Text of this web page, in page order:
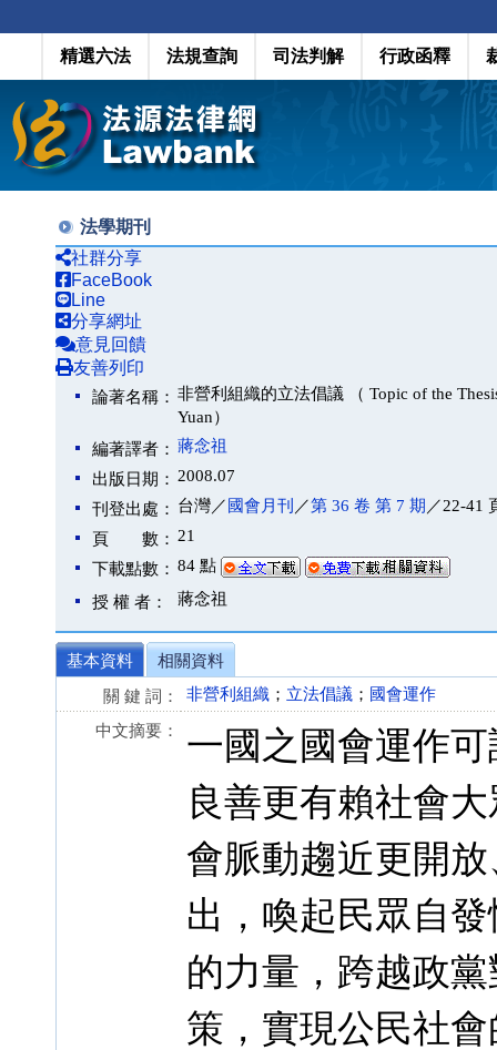
精選六法 法規查詢 司法判解 行政函釋
法學期刊
社群分享
FaceBook
Line
分享網址
意見回饋
友善列印
論著名稱： 非營利組織的立法倡議 （ Topic of the
Yuan）
編著譯者： 蔣念祖
出版日期： 2008.07
刊登出處： 台灣／ 國會月刊 ／第 36 卷 第 7 期 ／22-41
頁 數： 21
下載點數： 84 點
授 權 者： 蔣念祖
基本資料
相關資料
關 鍵 詞：
非營利組織 ； 立法倡議 ； 國會運作
中文摘要：
一國之國會運作
良善更有賴社會
會脈動趨近更開
出，喚起民眾自
的力量，跨越政
策，實現公民社